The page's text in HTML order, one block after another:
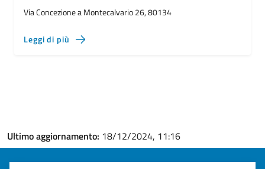
Via Concezione a Montecalvario 26, 80134
Leggi di più
Ultimo aggiornamento: 18/12/2024, 11:16